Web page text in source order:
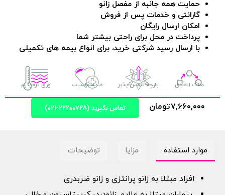
حمایت همه جانبه از مفصل زانو
گارانتی و خدمات پس از فروش
امکان ارسال رایگان
پرداخت در محل برای راحتی بیشتر شما
با ارسال رسید شرکتی خرید، برای انواع بیمه های تکمیلی
ملاک انطباق پارچه تنفس پذیر ضدحساسیت ورق ترموفرم
۷,۶۶۰,۰۰۰تومان تماس بگیرید (۲۲۲۰۰۷۲۸-۰۲۱)
موارد استفاده مزایا توضیحات
افراد مبتلا به زانو پرانتزی و زانو ضربدری